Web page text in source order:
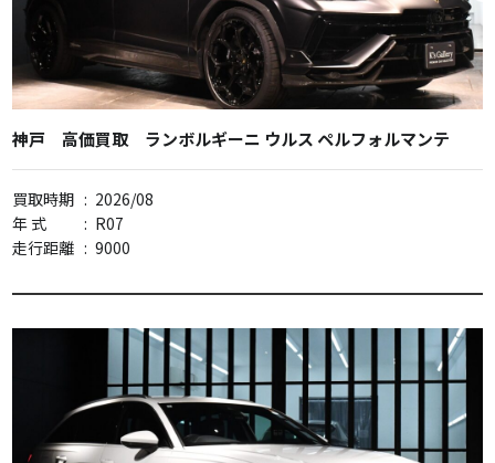
神戸 高価買取 ランボルギーニ ウルス ペルフォルマンテ
買取時期 : 2026/08
年 式
: R07
走行距離 : 9000